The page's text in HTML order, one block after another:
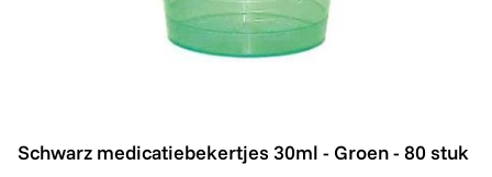
Schwarz medicatiebekertjes 30ml - Groen - 80 stuk
Schwarz medicatiebekertjes 30ml - Groen - 80 stuk